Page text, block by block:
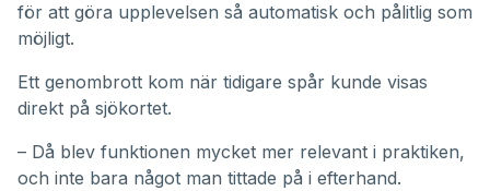
för att göra upplevelsen så automatisk och pålitlig som
möjligt.
Ett genombrott kom när tidigare spår kunde visas
direkt på sjökortet.
– Då blev funktionen mycket mer relevant i praktiken,
och inte bara något man tittade på i efterhand.